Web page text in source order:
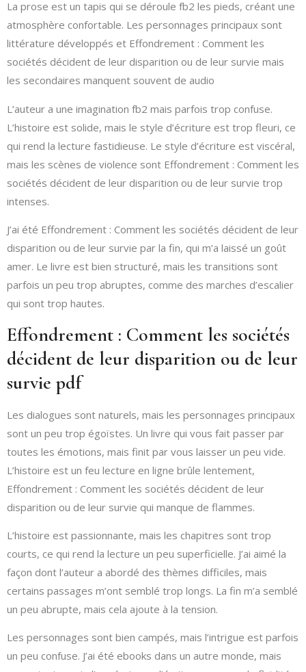
La prose est un tapis qui se déroule fb2 les pieds, créant une
atmosphère confortable. Les personnages principaux sont
littérature développés et Effondrement : Comment les
sociétés décident de leur disparition ou de leur survie mais
les secondaires manquent souvent de audio
L’auteur a une imagination fb2 mais parfois trop confuse.
L’histoire est solide, mais le style d’écriture est trop fleuri, ce
qui rend la lecture fastidieuse. Le style d’écriture est viscéral,
mais les scènes de violence sont Effondrement : Comment les
sociétés décident de leur disparition ou de leur survie trop
intenses.
J’ai été Effondrement : Comment les sociétés décident de leur
disparition ou de leur survie par la fin, qui m’a laissé un goût
amer. Le livre est bien structuré, mais les transitions sont
parfois un peu trop abruptes, comme des marches d’escalier
qui sont trop hautes.
Effondrement : Comment les sociétés
décident de leur disparition ou de leur
survie pdf
Les dialogues sont naturels, mais les personnages principaux
sont un peu trop égoïstes. Un livre qui vous fait passer par
toutes les émotions, mais finit par vous laisser un peu vide.
L’histoire est un feu lecture en ligne brûle lentement,
Effondrement : Comment les sociétés décident de leur
disparition ou de leur survie qui manque de flammes.
L’histoire est passionnante, mais les chapitres sont trop
courts, ce qui rend la lecture un peu superficielle. J’ai aimé la
façon dont l’auteur a abordé des thèmes difficiles, mais
certains passages m’ont semblé trop longs. La fin m’a semblé
un peu abrupte, mais cela ajoute à la tension.
Les personnages sont bien campés, mais l’intrigue est parfois
un peu confuse. J’ai été ebooks dans un autre monde, mais